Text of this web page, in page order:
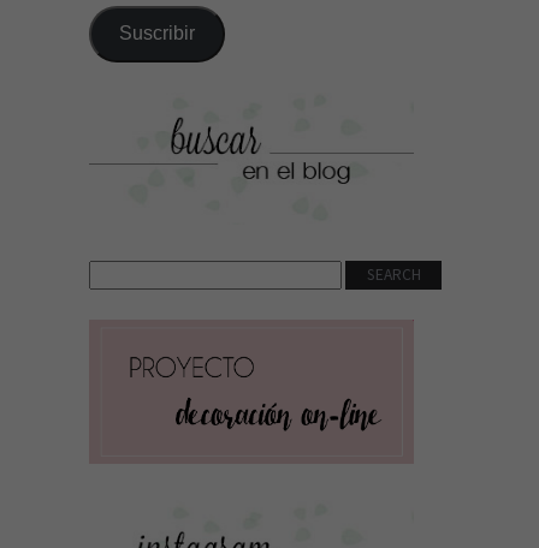
correo
electrónico
Suscribir